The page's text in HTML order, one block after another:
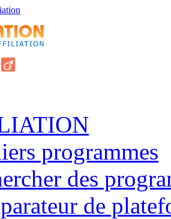
programmes
des
de